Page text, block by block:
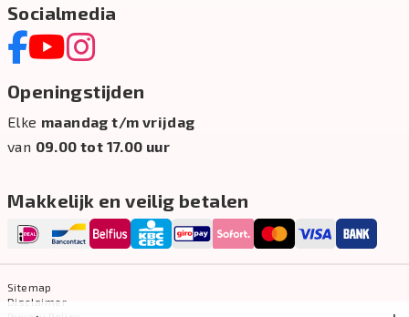
Socialmedia
Openingstijden
Elke maandag t/m vrijdag
van 09.00 tot 17.00 uur
Makkelijk en veilig betalen
Sitemap
Disclaimer